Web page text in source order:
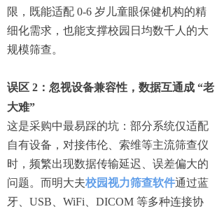
限，既能适配 0-6 岁儿童眼保健机构的精
细化需求，也能支撑校园日均数千人的大
规模筛查。
误区 2：忽视设备兼容性，数据互通成 “老
大难”
这是采购中最易踩的坑：部分系统仅适配
自有设备，对接伟伦、索维等主流筛查仪
时，频繁出现数据传输延迟、误差偏大的
问题。而明大夫校园视力筛查软件通过蓝
牙、USB、WiFi、DICOM 等多种连接协